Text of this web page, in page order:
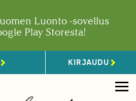
Luonto -sovellus
Play Storesta!
KIRJAUDU